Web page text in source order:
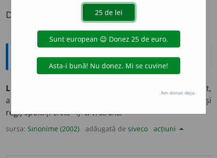
Definiția cu ID-ul 191540:
Sinonime
LIP
aglutinat,
alipit, reunit, sudat, unit.
muruit, (înv. și
reg.) spoit.(Perete ~.)4.v.strâns.
sursa: Sinonime (2002) adăugată de siveco acțiuni
Am donat deja.